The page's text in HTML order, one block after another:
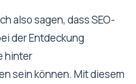
also sagen, dass SEO-
der Entdeckung
hinter
sein können. Mit diesem